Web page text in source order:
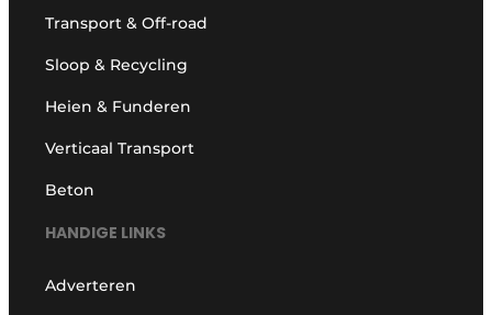
Transport & Off-road
Sloop & Recycling
Heien & Funderen
Verticaal Transport
Beton
HANDIGE LINKS
Adverteren